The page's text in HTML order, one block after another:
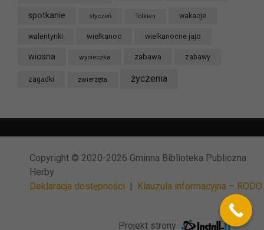
spotkanie styczeń Tolkien wakacje
walentynki wielkanoc wielkanocne jajo
wiosna wycieczka zabawa zabawy
zagadki zwierzęta życzenia
Copyright © 2020-2026 Gminna Biblioteka Publiczna
Herby
Deklaracja dostępności | Klauzula informacyjna – RODO
Projekt strony